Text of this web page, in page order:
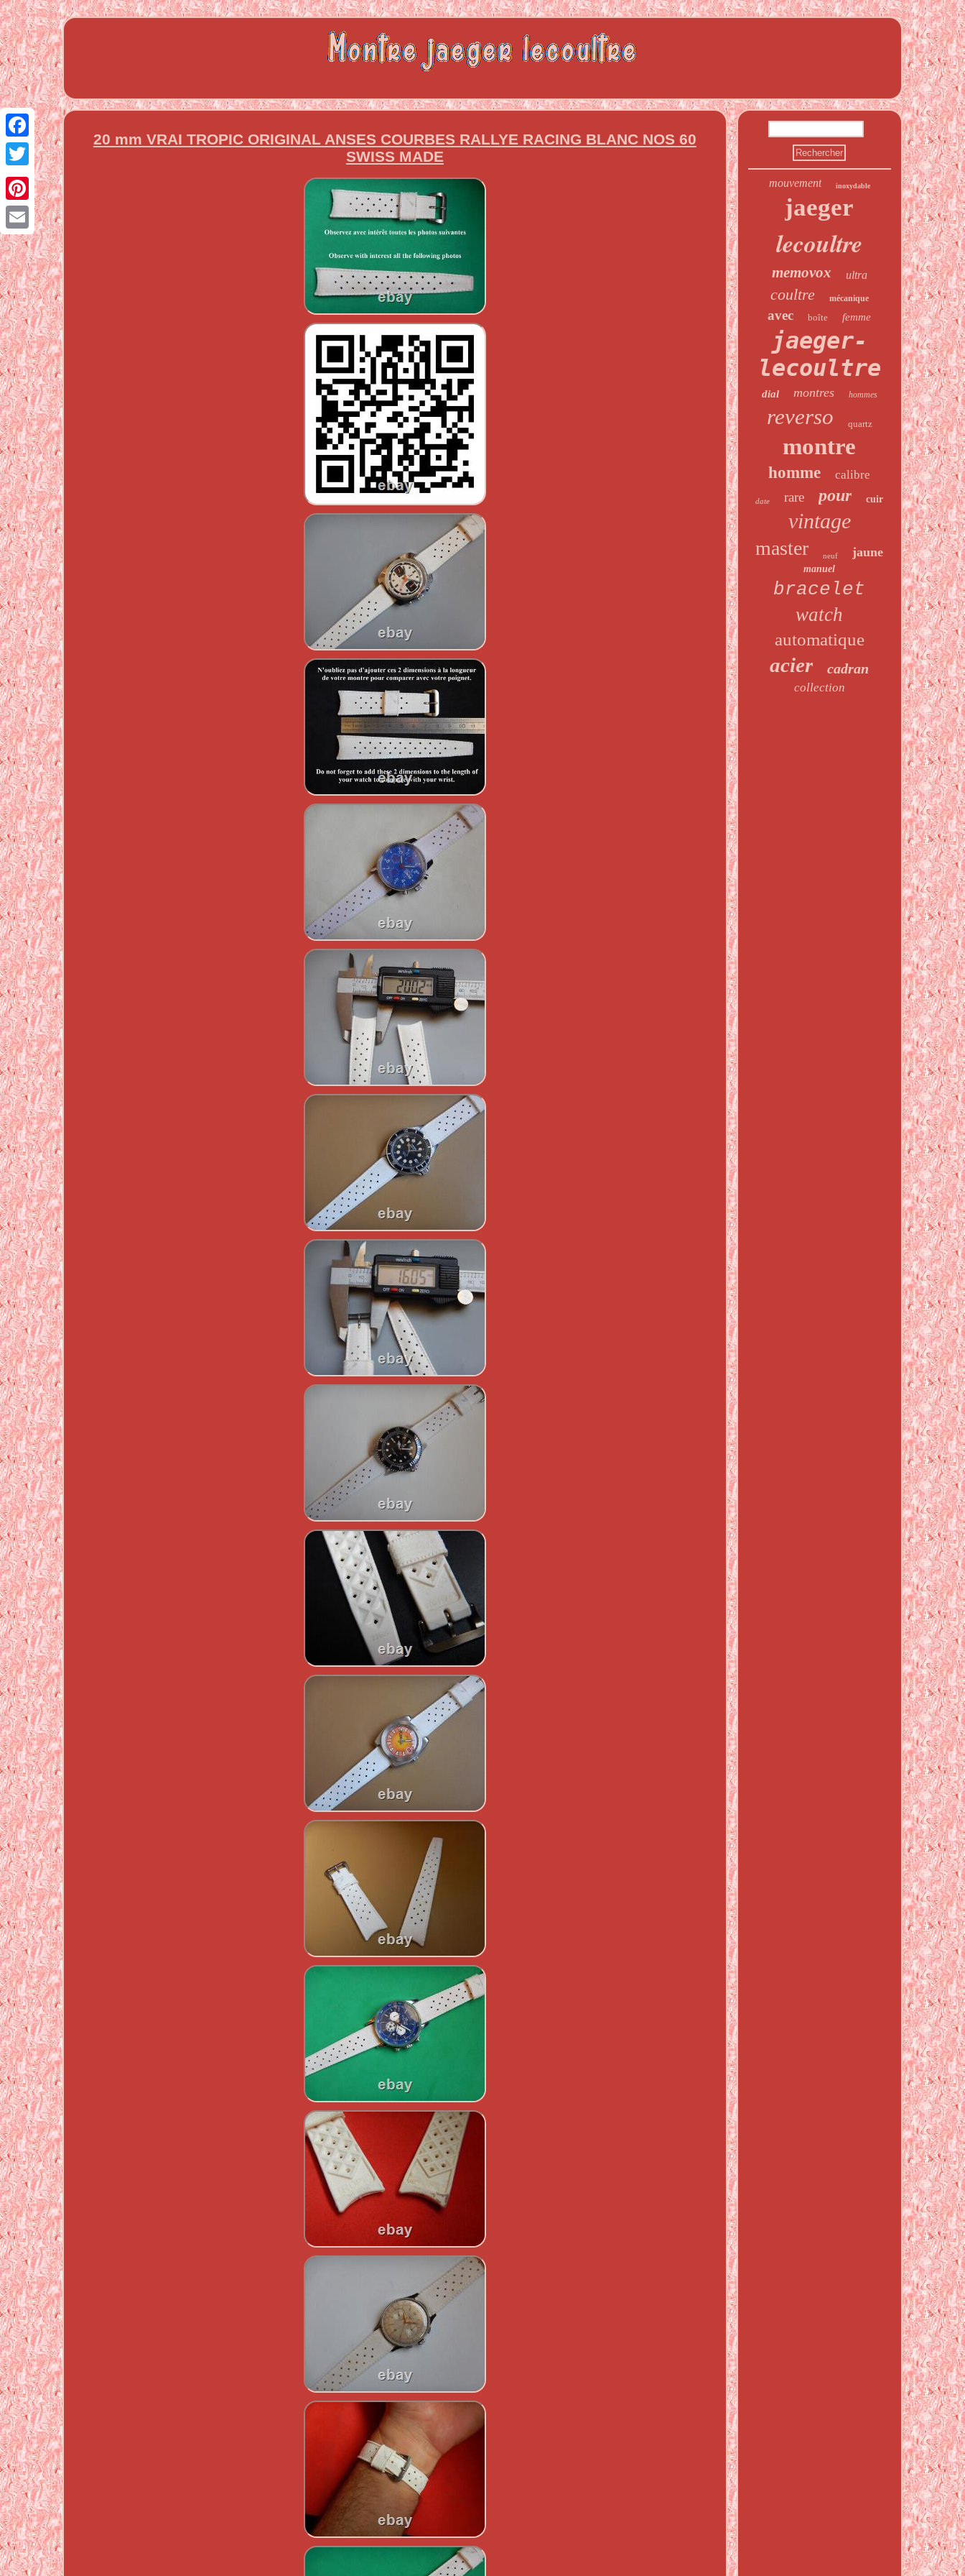
Facebook
Twitter
Pinterest
Email
20 mm VRAI TROPIC ORIGINAL ANSES COURBES RALLYE RACING BLANC NOS 60
SWISS MADE
mouvement inoxydable
jaeger
lecoultre
memovox ultra
coultre mécanique
avec boîte femme
jaeger-
lecoultre
dial montres hommes
reverso quartz
montre
homme calibre
date rare pour cuir
vintage
master neuf jaune
manuel
bracelet
watch
automatique
acier cadran
collection